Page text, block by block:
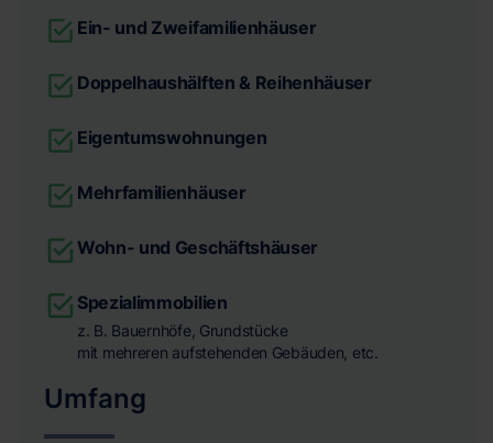
Ein- und Zweifamilienhäuser
Doppelhaushälften & Reihenhäuser
Eigentumswohnungen
Mehrfamilienhäuser
Wohn- und Geschäftshäuser
Spezialimmobilien
z. B. Bauernhöfe, Grundstücke
mit mehreren aufstehenden Gebäuden, etc.
Umfang